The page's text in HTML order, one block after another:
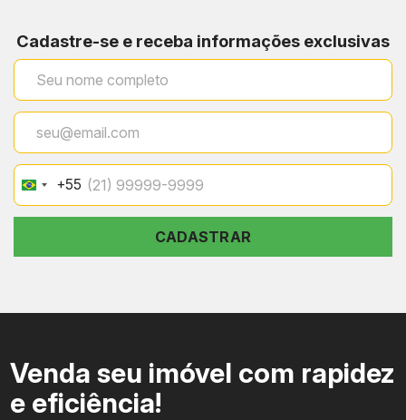
Cadastre-se e receba informações exclusivas
Brazil
+55
+55
CADASTRAR
Venda seu imóvel com rapidez
e eficiência!